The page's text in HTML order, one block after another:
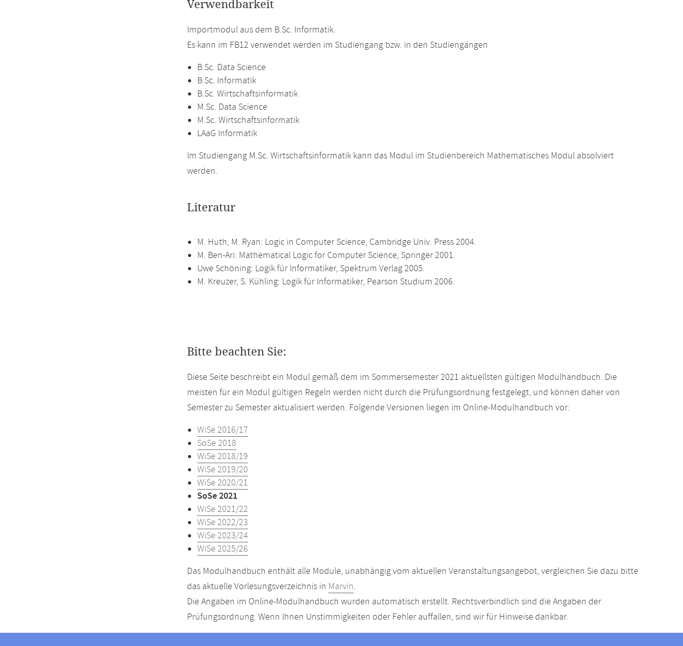
Verwendbarkeit
Importmodul aus dem B.Sc. Informatik.
Es kann im FB12 verwendet werden im Studiengang bzw. in den Studiengängen
B.Sc. Data Science
B.Sc. Informatik
B.Sc. Wirtschaftsinformatik
M.Sc. Data Science
M.Sc. Wirtschaftsinformatik
LAaG Informatik
Im Studiengang M.Sc. Wirtschaftsinformatik kann das Modul im Studienbereich Mathematisches Modul absolviert
werden.
Literatur
M. Huth, M. Ryan: Logic in Computer Science, Cambridge Univ. Press 2004.
M. Ben-Ari: Mathematical Logic for Computer Science, Springer 2001.
Uwe Schöning: Logik für Informatiker, Spektrum Verlag 2005.
M. Kreuzer, S. Kühling: Logik für Informatiker, Pearson Studium 2006.
Bitte beachten Sie:
Diese Seite beschreibt ein Modul gemäß dem im Sommersemester 2021 aktuellsten gültigen Modulhandbuch. Die
meisten für ein Modul gültigen Regeln werden nicht durch die Prüfungsordnung festgelegt, und können daher von
Semester zu Semester aktualisiert werden. Folgende Versionen liegen im Online-Modulhandbuch vor:
WiSe 2016/17
SoSe 2018
WiSe 2018/19
WiSe 2019/20
WiSe 2020/21
SoSe 2021
WiSe 2021/22
WiSe 2022/23
WiSe 2023/24
WiSe 2025/26
Das Modulhandbuch enthält alle Module, unabhängig vom aktuellen Veranstaltungsangebot, vergleichen Sie dazu bitte
das aktuelle Vorlesungsverzeichnis in Marvin.
Die Angaben im Online-Modulhandbuch wurden automatisch erstellt. Rechtsverbindlich sind die Angaben der
Prüfungsordnung. Wenn Ihnen Unstimmigkeiten oder Fehler auffallen, sind wir für Hinweise dankbar.